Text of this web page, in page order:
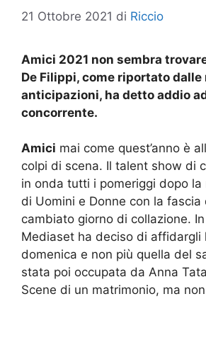
21 Ottobre 2021 di Riccio
Amici 2021 non sembra
De Filippi, come riportato dalle
anticipazioni, ha detto addio
concorrente.
Amici mai come quest’anno è
colpi di scena. Il talent show di
in onda tutti i pomeriggi dopo la
di Uomini e Donne con la
cambiato giorno di collazione.
Mediaset ha deciso di affidargli
domenica e non più quella del
stata poi occupata da Anna
Scene di un matrimonio, ma